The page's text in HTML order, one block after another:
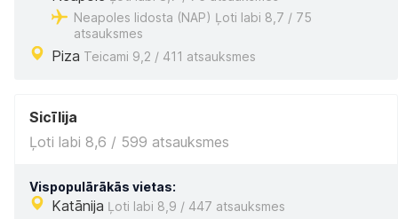
Neapoles lidosta (NAP) Ļoti labi 8,7 / 75
atsauksmes
Piza Teicami 9,2 / 411 atsauksmes
Sicīlija
Ļoti labi 8,6 / 599 atsauksmes
Vispopulārākās vietas:
Katānija Ļoti labi 8,9 / 447 atsauksmes